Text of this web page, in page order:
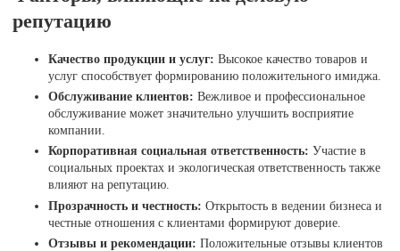
репутацию
Качество продукции и услуг: Высокое качество товаров и
услуг способствует формированию положительного имиджа.
Обслуживание клиентов: Вежливое и профессиональное
обслуживание может значительно улучшить восприятие
компании.
Корпоративная социальная ответственность: Участие в
социальных проектах и экологическая ответственность также
влияют на репутацию.
Прозрачность и честность: Открытость в ведении бизнеса и
честные отношения с клиентами формируют доверие.
Отзывы и рекомендации: Положительные отзывы клиентов